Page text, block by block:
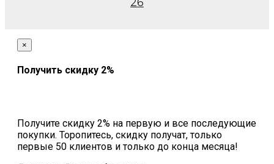
×
Получить скидку 2%
Получите скидку 2% на первую и все последующие
покупки. Торопитесь, скидку получат, только
первые 50 клиентов и только до конца месяца!